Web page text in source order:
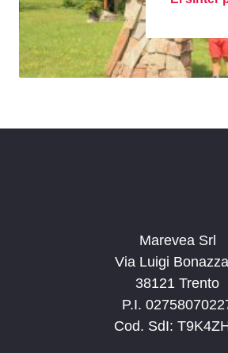
Marevea Srl
Via Luigi
38121 Trento
P.I.
Cod. SdI: